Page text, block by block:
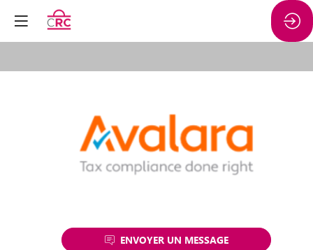
AVALARA
ENVOYER UN MESSAGE